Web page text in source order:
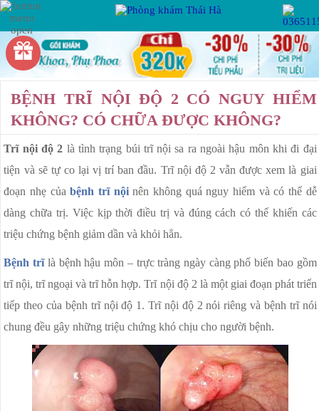
Hotline: Miễn phí tư vấn
PHỤ KHOA
VIÊM PHỤ KHOA
VIÊM VÙNG CHẬU
VIÊM ỐNG DẪN TRỨNG
VIÊM BUỒNG TRỨNG
VIÊM LỘ TUYẾN CỔ TỬ CUNG
U XƠ CỔ TỬ CUNG
RỐI LOẠN KINH NGUYỆT
KHÍ HƯ BẤT THƯỜNG
NGỨA ÂM ĐẠO
VÁ MÀNG TRINH
PHÒNG KHÁM PHỤ KHOA
VIÊM CỔ TỬ CUNG
BỆNH XÃ HỘI
KẾ HOẠCH HÓA
GIA ĐÌNH
BỆNH HẬU MÔN
BỆNH TRĨ NỘI ĐỘ 2 CÓ NGUY HIỂM
KHÔNG? CÓ CHỮA ĐƯỢC KHÔNG?
Trĩ nội độ 2 là tình trạng búi trĩ nội sa ra ngoài hậu môn khi đi đại
tiện và sẽ tự co lại vị trí ban đầu. Trĩ nội độ 2 vẫn được xem là giai
đoạn nhẹ củabệnh trĩ nộinên không quá nguy hiểm và có thể dễ
dàng chữa trị. Việc kịp thời điều trị và đúng cách có thể khiến các
triệu chứng bệnh giảm dần và khỏi hẳn.
Bệnh trĩlà bệnh hậu môn – trực tràng ngày càng phổ biến bao gồm
trĩ nội, trĩ ngoại và trĩ hỗn hợp. Trĩ nội độ 2 là một giai đoạn phát triển
tiếp theo của bệnh trĩ nội độ 1. Trĩ nội độ 2 nói riêng và bệnh trĩ nói
chung đều gây những triệu chứng khó chịu cho người bệnh.